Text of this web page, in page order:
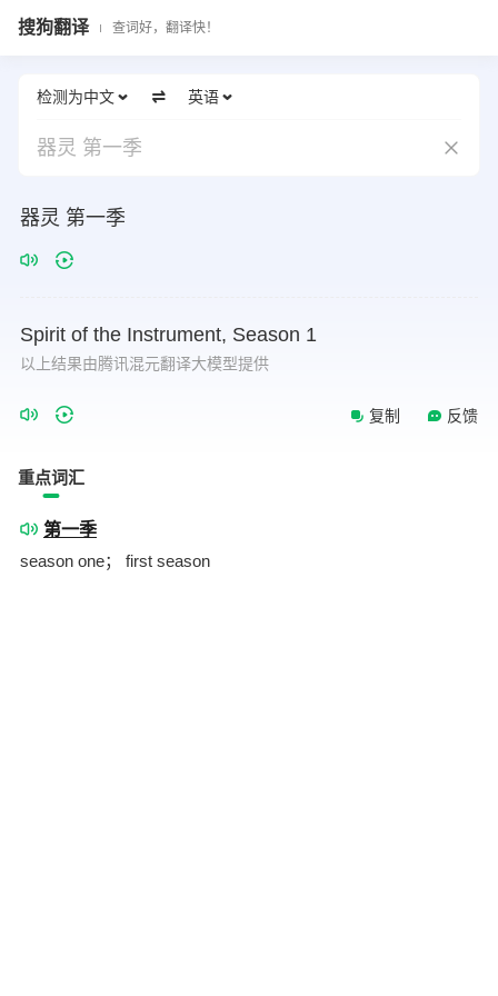
搜狗翻译 查词好，翻译快！
检测为中文 英语
器灵 第一季
器灵 第一季
Spirit of the Instrument, Season 1
以上结果由腾讯混元翻译大模型提供
复制 反馈
重点词汇
第一季
season one； first season